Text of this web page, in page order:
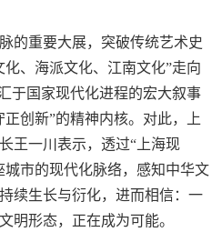
的重要大展，突破传统艺术史
、海派文化、江南文化”走向
于国家现代化进程的宏大叙事
创新”的精神内核。对此，上
王一川表示，透过“上海现
市的现代化脉络，感知中华文
续生长与衍化，进而相信：一
明形态，正在成为可能。